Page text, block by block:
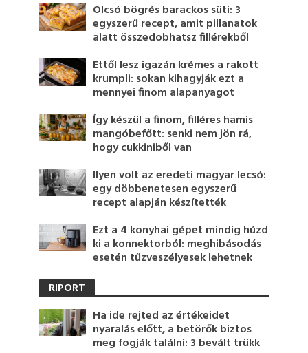
Olcsó bögrés barackos süti: 3
egyszerű recept, amit pillanatok
alatt összedobhatsz fillérekből
Ettől lesz igazán krémes a rakott
krumpli: sokan kihagyják ezt a
mennyei finom alapanyagot
Így készül a finom, filléres hamis
mangóbefőtt: senki nem jön rá,
hogy cukkiniből van
Ilyen volt az eredeti magyar lecsó:
egy döbbenetesen egyszerű
recept alapján készítették
Ezt a 4 konyhai gépet mindig húzd
ki a konnektorból: meghibásodás
esetén tűzveszélyesek lehetnek
RIPORT
Ha ide rejted az értékeidet
nyaralás előtt, a betörők biztos
meg fogják találni: 3 bevált trükk